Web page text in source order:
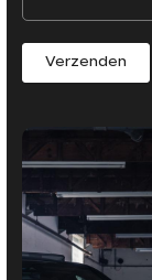
Verzenden